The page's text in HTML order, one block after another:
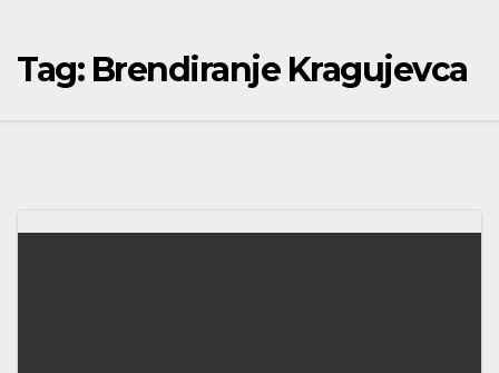
Tag: Brendiranje Kragujevca